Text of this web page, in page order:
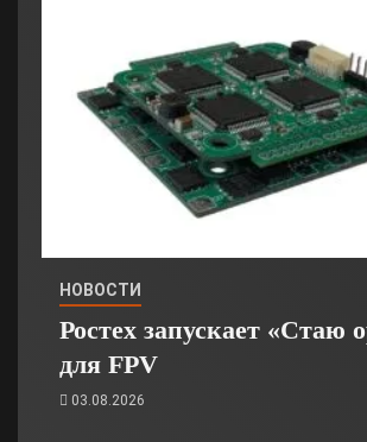
НОВОСТИ
Ростех запускает «Стаю
для FPV
03.08.2026